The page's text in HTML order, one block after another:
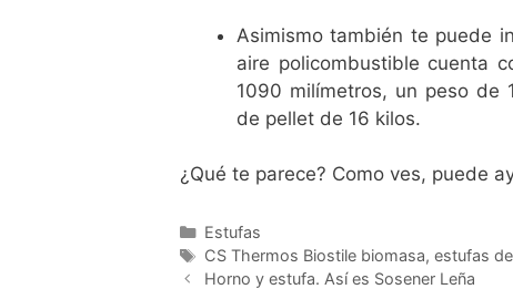
Asimismo también te puede
aire policombustible cuenta
1090 milímetros, un peso de
de pellet de 16 kilos.
¿Qué te parece? Como ves, puede
Estufas
CS Thermos Biostile biomasa, estufas
Horno y estufa. Así es Sosener Leña